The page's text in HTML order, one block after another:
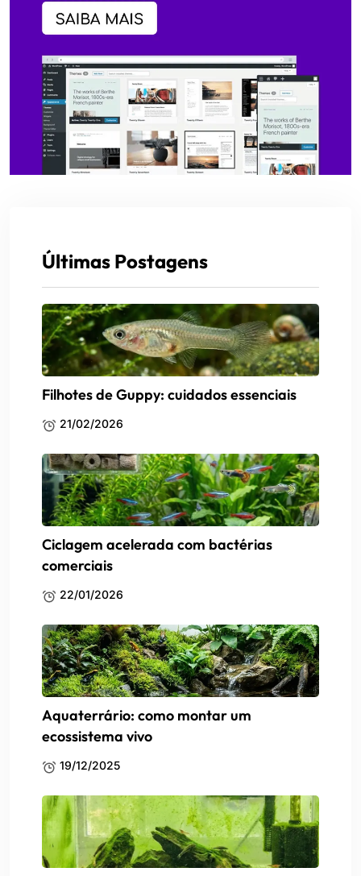
Últimas Postagens
Filhotes de Guppy: cuidados essenciais
21/02/2026
Ciclagem acelerada com bactérias
comerciais
22/01/2026
Aquaterrário: como montar um
ecossistema vivo
19/12/2025